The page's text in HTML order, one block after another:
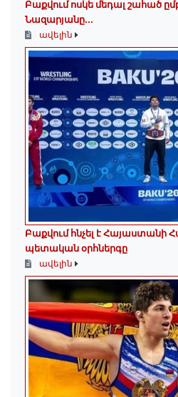
Բաքվում ոսկե մեդալ շահած
Նազարյանը...
ավելին
Բաքվում հնչել է Հայաստանի
պետական օրհներգը
ավելին